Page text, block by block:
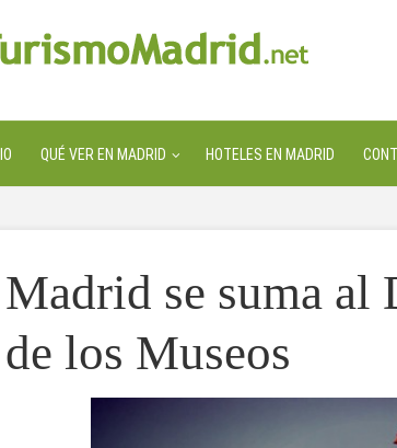
QUÉ VER EN MADRID HOTELES EN MADRID
Madrid se suma al
de los Museos